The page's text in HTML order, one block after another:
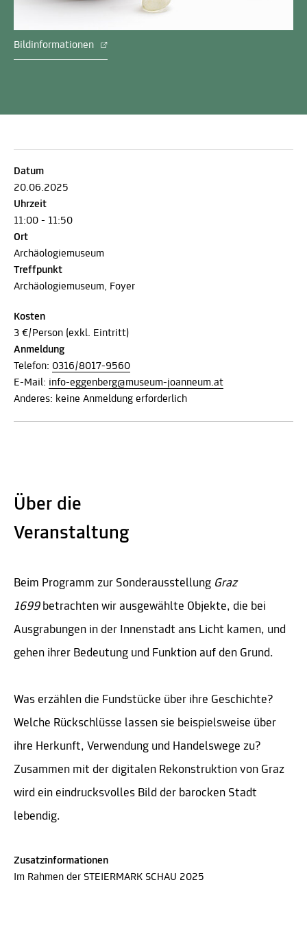
Bildinformationen
Datum
20.06.2025
Uhrzeit
11:00 - 11:50
Ort
Archäologiemuseum
Treffpunkt
Archäologiemuseum, Foyer
Kosten
3 €/Person (exkl. Eintritt)
Anmeldung
Telefon: 0316/8017-9560
E-Mail: info-eggenberg@museum-joanneum.at
Anderes: keine Anmeldung erforderlich
Über die
Veranstaltung
Beim Programm zur Sonderausstellung Graz
1699betrachten wir ausgewählte Objekte, die bei
Ausgrabungen in der Innenstadt ans Licht kamen, und
gehen ihrer Bedeutung und Funktion auf den Grund.
Was erzählen die Fundstücke über ihre Geschichte?
Welche Rückschlüsse lassen sie beispielsweise über
ihre Herkunft, Verwendung und Handelswege zu?
Zusammen mit der digitalen Rekonstruktion von Graz
wird ein eindrucksvolles Bild der barocken Stadt
lebendig.
Zusatzinformationen
Im Rahmen der STEIERMARK SCHAU 2025